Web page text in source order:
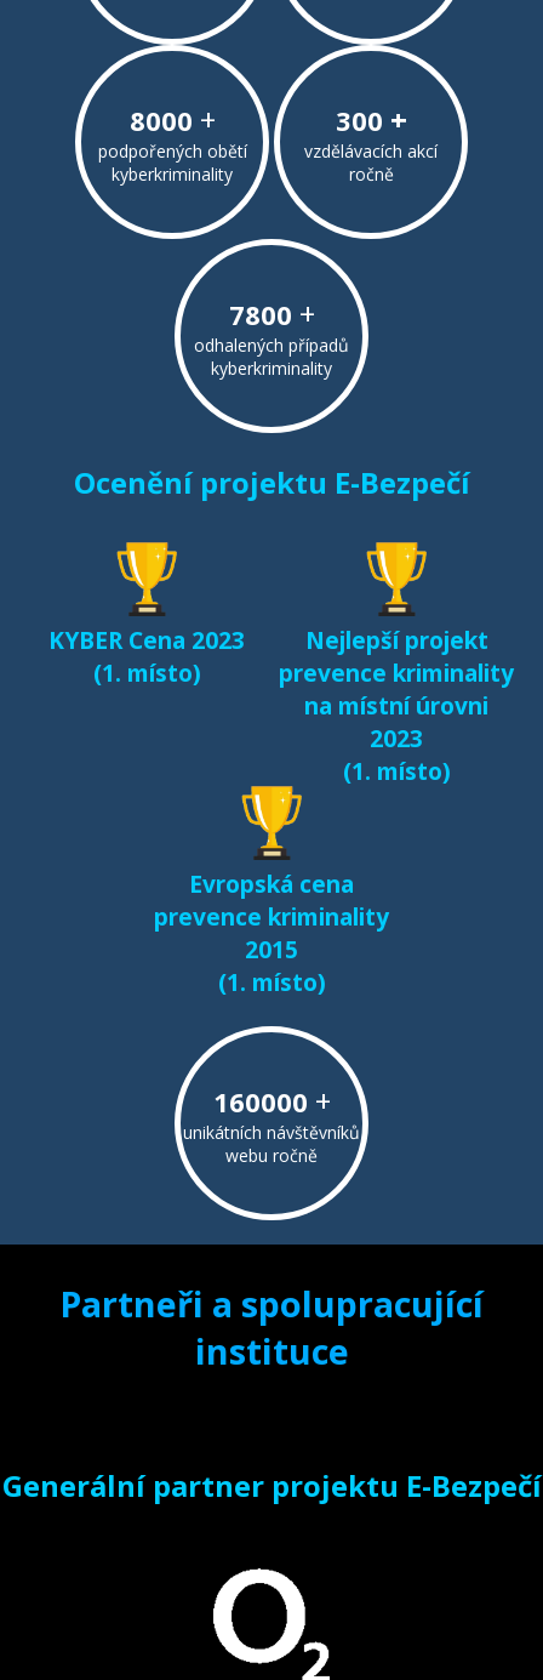
8000 +
podpořených obětí
kyberkriminality
300 +
vzdělávacích akcí
ročně
7800 +
odhalených případů
kyberkriminality
Ocenění projektu E-Bezpečí
KYBER Cena 2023
(1. místo)
Nejlepší projekt
prevence kriminality
na místní úrovni
2023
(1. místo)
Evropská cena
prevence kriminality
2015
(1. místo)
160000 +
unikátních návštěvníků
webu ročně
Partneři a spolupracující
instituce
Generální partner projektu E-Bezpečí